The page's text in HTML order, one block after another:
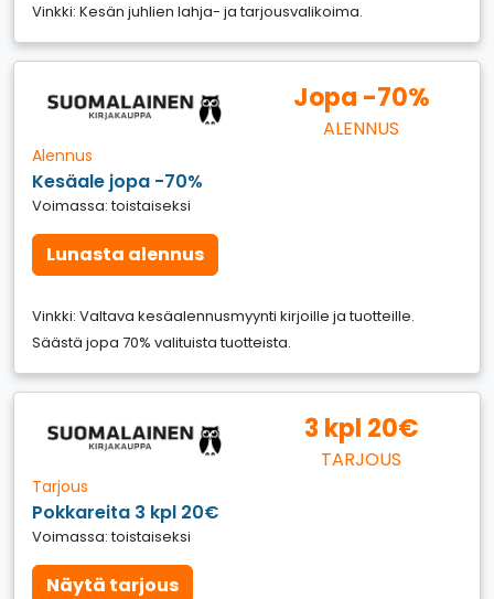
Vinkki: Kesän juhlien lahja- ja tarjousvalikoima.
Jopa -70%
ALENNUS
Alennus
Kesäale jopa -70%
Voimassa: toistaiseksi
Lunasta alennus
Vinkki: Valtava kesäalennusmyynti kirjoille ja tuotteille.
Säästä jopa 70% valituista tuotteista.
3 kpl 20€
TARJOUS
Tarjous
Pokkareita 3 kpl 20€
Voimassa: toistaiseksi
Näytä tarjous